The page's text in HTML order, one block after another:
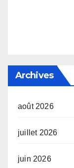
Archives
août 2026
juillet 2026
juin 2026